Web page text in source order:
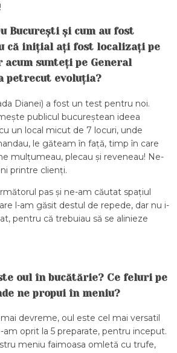
București și cum au fost
că inițial ați fost localizați pe
sunteți pe General
petrecut evoluția?
Dianei) a fost un test pentru noi.
publicul bucureștean ideea
un local micut de 7 locuri, unde
le găteam în față, timp în care
mulțumeau, plecau și reveneau! Ne-
printre clienți.
pas și ne-am căutat spațiul
l-am găsit destul de repede, dar nu i-
pentru că trebuiau să se alinieze
oul în bucătărie? Ce feluri pe
ne propui în meniu?
devreme, oul este cel mai versatil
oprit la 5 preparate, pentru inceput.
meniu faimoasa omletă cu trufe,